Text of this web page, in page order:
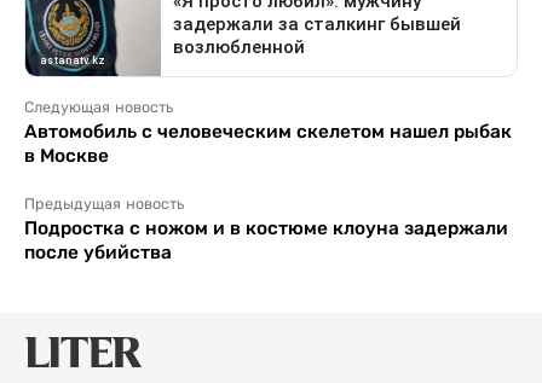
Следующая новость
Автомобиль с человеческим скелетом нашел рыбак
в Москве
Предыдущая новость
Подростка с ножом и в костюме клоуна задержали
после убийства